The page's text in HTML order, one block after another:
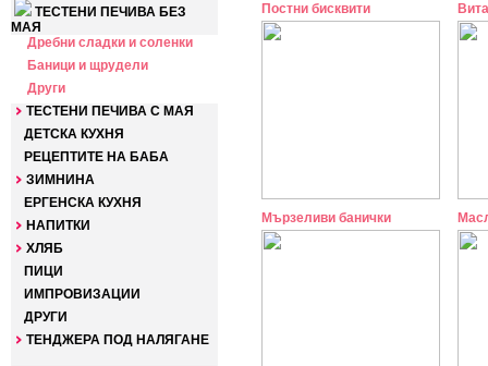
ТЕСТЕНИ ПЕЧИВА БЕЗ
МАЯ
Дребни сладки и соленки
Баници и щрудели
Други
ТЕСТЕНИ ПЕЧИВА С МАЯ
ДЕТСКА КУХНЯ
РЕЦЕПТИТЕ НА БАБА
ЗИМНИНА
ЕРГЕНСКА КУХНЯ
НАПИТКИ
ХЛЯБ
ПИЦИ
ИМПРОВИЗАЦИИ
ДРУГИ
ТЕНДЖЕРА ПОД НАЛЯГАНЕ
Постни бисквити
Мързеливи банички